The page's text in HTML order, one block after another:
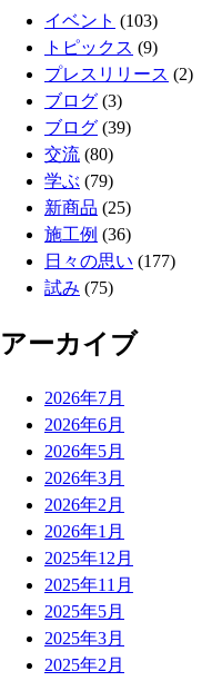
イベント (103)
トピックス (9)
プレスリリース (2)
ブログ (3)
ブログ (39)
交流 (80)
学ぶ (79)
新商品 (25)
施工例 (36)
日々の思い (177)
試み (75)
アーカイブ
2026年7月
2026年6月
2026年5月
2026年3月
2026年2月
2026年1月
2025年12月
2025年11月
2025年5月
2025年3月
2025年2月